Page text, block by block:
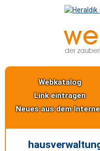
Webkatalog
Link eintragen
Neues aus dem